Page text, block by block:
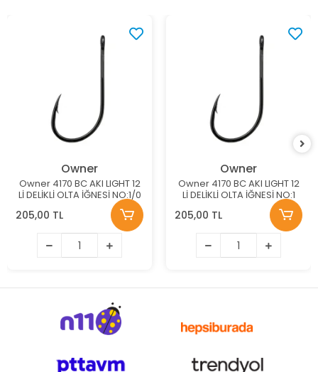
Owner
Owner 4170 BC AKI LIGHT 12
Lİ DELİKLİ OLTA İĞNESİ NO:1/0
205,00 TL
Owner
Owner 4170 BC AKI LIGHT 12
Lİ DELİKLİ OLTA İĞNESİ NO:1
205,00 TL